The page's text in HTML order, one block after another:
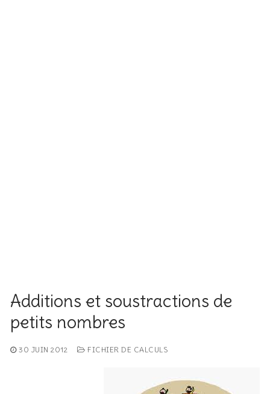
Additions et soustractions de
petits nombres
30 JUIN 2012 FICHIER DE CALCULS